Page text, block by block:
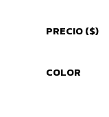
PRECIO($)
COLOR